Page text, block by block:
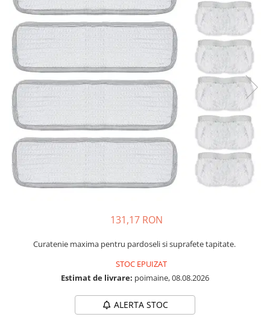
Aspirator profesional
Aspiratoare robot
Masa | Statie de calcat
Aparate de calcat vertical
Mese de calcat profesionale
Statii de calcat cu boiler
Statii de calcat cu pompa
Fiare de calcat cu abur
Statii de calcat profesionale
Cafea și espressoare
Espresoare cu capsule
Espresoare cafea
131,17 RON
Curatenie maxima pentru pardoseli si suprafete tapitate.
STOC EPUIZAT
Estimat de livrare: poimaine, 08.08.2026
ALERTA STOC